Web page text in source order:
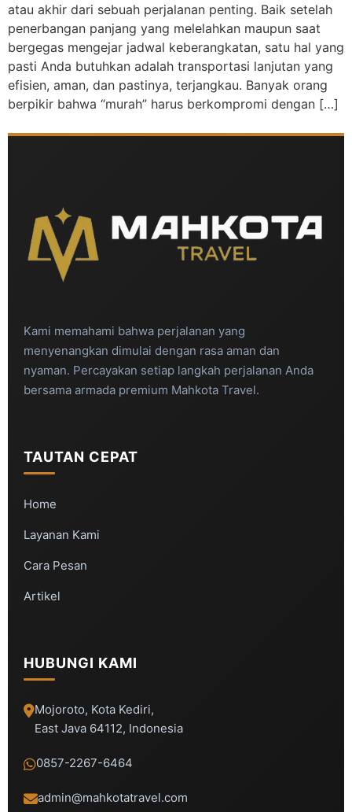
atau akhir dari sebuah perjalanan penting. Baik setelah
penerbangan panjang yang melelahkan maupun saat
bergegas mengejar jadwal keberangkatan, satu hal yang
pasti Anda butuhkan adalah transportasi lanjutan yang
efisien, aman, dan pastinya, terjangkau. Banyak orang
berpikir bahwa “murah” harus berkompromi dengan […]
Kami memahami bahwa perjalanan yang
menyenangkan dimulai dengan rasa aman dan
nyaman. Percayakan setiap langkah perjalanan Anda
bersama armada premium Mahkota Travel.
TAUTAN CEPAT
Home
Layanan Kami
Cara Pesan
Artikel
HUBUNGI KAMI
Mojoroto, Kota Kediri,
East Java 64112, Indonesia
0857-2267-6464
admin@mahkotatravel.com